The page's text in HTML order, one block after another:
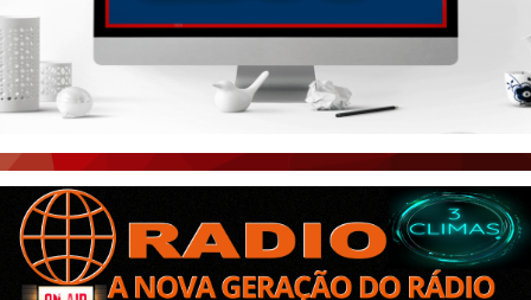
ÚLTIMAS POSTAGENS
BOAS NOTÍCIAS...VIRAM MANCHETE!
CEARÁ BRASIL NOTÍCIAS
CEARÁ BRASIL MUNDO 1
BRASIL DE FATO